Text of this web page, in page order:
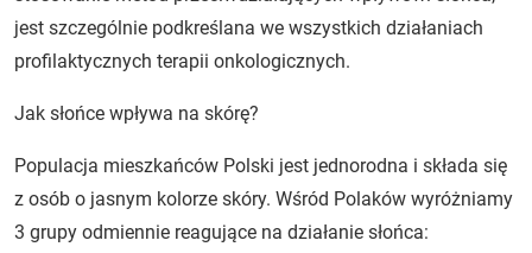
jest szczególnie podkreślana we wszystkich działaniach
profilaktycznych terapii onkologicznych.
Jak słońce wpływa na skórę?
Populacja mieszkańców Polski jest jednorodna i składa się
z osób o jasnym kolorze skóry. Wśród Polaków wyróżniamy
3 grupy odmiennie reagujące na działanie słońca: